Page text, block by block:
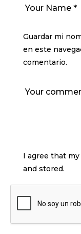
Guardar mi
en este
comentario.
I agree that
and stored.